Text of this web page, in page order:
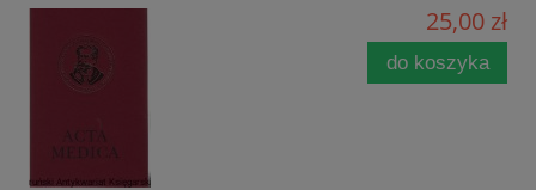
25,00 zł
do koszyka